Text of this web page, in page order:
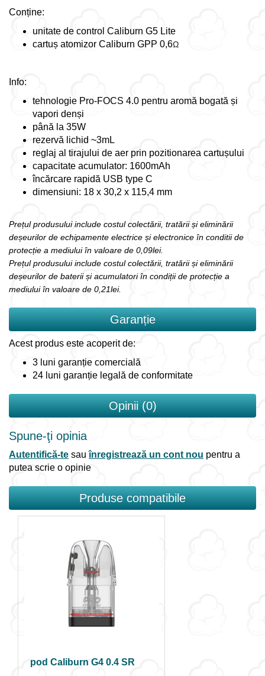
Conține:
unitate de control Caliburn G5 Lite
cartuș atomizor Caliburn GPP 0,6Ω
Info:
tehnologie Pro-FOCS 4.0 pentru aromă bogată și
vapori denși
până la 35W
rezervă lichid ~3mL
reglaj al tirajului de aer prin pozitionarea cartușului
capacitate acumulator: 1600mAh
încărcare rapidă USB type C
dimensiuni: 18 x 30,2 x 115,4 mm
Prețul produsului include costul colectării, tratării și eliminării
deșeurilor de echipamente electrice și electronice în conditii de
protecție a mediului în valoare de 0,09lei.
Prețul produsului include costul colectării, tratării și eliminării
deșeurilor de baterii și acumulatori în condiții de protecție a
mediului în valoare de 0,21lei.
Garanție
Acest produs este acoperit de:
3 luni garanție comercială
24 luni garanție legală de conformitate
Opinii (0)
Spune-ţi opinia
Autentifică-te sauînregistrează un cont nou pentru a
putea scrie o opinie
Produse compatibile
pod Caliburn G4 0.4 SR